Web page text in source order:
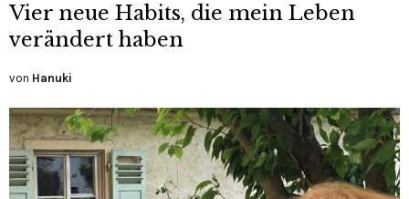
Vier neue Habits, die mein Leben
verändert haben
von Hanuki